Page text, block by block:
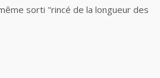
sorti "rincé de la longueur des